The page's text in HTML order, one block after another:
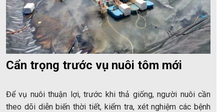
Cẩn trọng trước vụ nuôi tôm mới
Để vụ nuôi thuận lợi, trước khi thả giống, người nuôi cần
theo dõi diễn biến thời tiết, kiểm tra, xét nghiệm các bệnh